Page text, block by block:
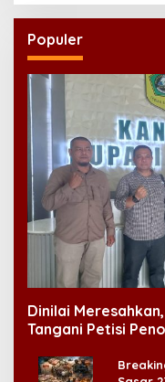
Populer
Dinilai
Tangani Petisi